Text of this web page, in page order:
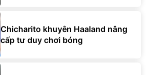
Chicharito khuyên Haaland nâng
cấp tư duy chơi bóng